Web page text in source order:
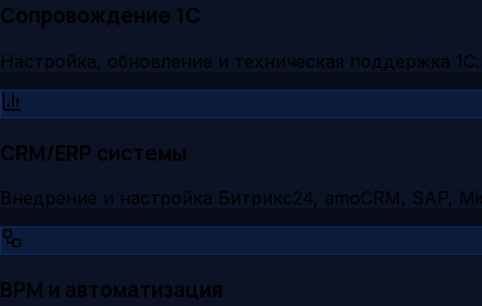
Сопровождение 1С
Настройка, обновление и техническая поддержка
CRM/ERP системы
Внедрение и настройка Битрикс24, amoCRM, SAP,
BPM и автоматизация